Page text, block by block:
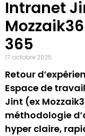
Intranet
365
17 octobre 2025
Retour
Espace de
Jint (ex
méthodologie
hyper claire,